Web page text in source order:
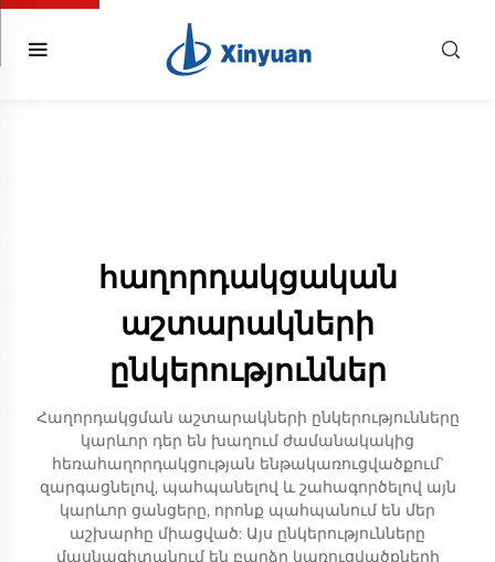
հաղորդակցական
աշտարակների
ընկերություններ
Հաղորդակցման աշտարակների ընկերությունները
կարևոր դեր են խաղում ժամանակակից
հեռահաղորդակցության ենթակառուցվածքում՝
զարգացնելով, պահպանելով և շահագործելով այն
կարևոր ցանցերը, որոնք պահպանում են մեր
աշխարհը միացված: Այս ընկերությունները
մասնագիտանում են բարձր կառուցվածքների